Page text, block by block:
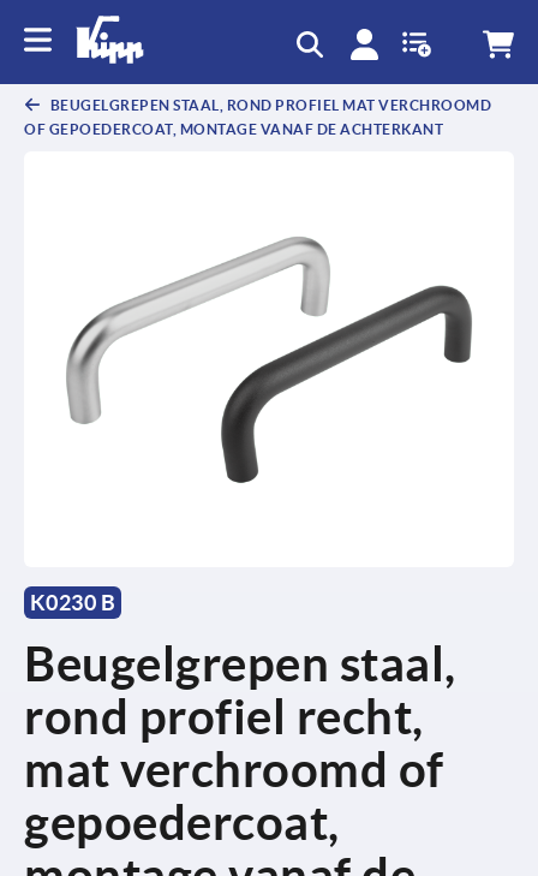
BEUGELGREPEN STAAL, ROND PROFIEL MAT VERCHROOMD
OF GEPOEDERCOAT, MONTAGE VANAF DE ACHTERKANT
K0230 B
Beugelgrepen staal,
rond profiel recht,
mat verchroomd of
gepoedercoat,